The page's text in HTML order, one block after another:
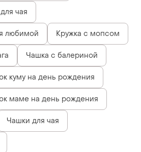
чая
любимой Кружка с мопсом
Чашка с балериной
куму на день рождения
маме на день рождения
Чашки для чая